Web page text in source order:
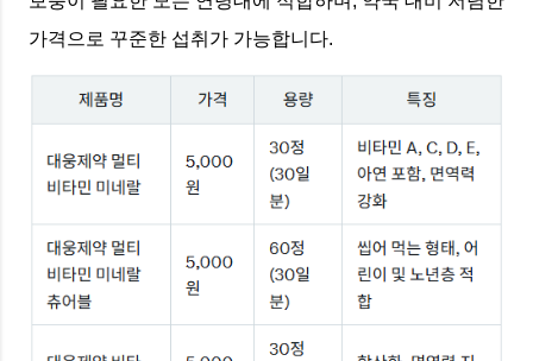
가격으로 꾸준한 섭취가 가능합니다.